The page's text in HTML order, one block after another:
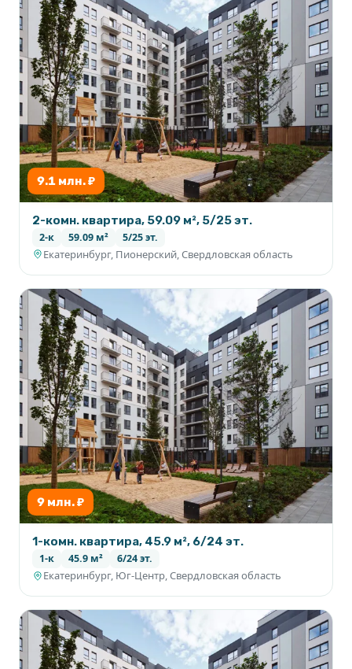
9.1 млн. ₽
2-комн. квартира, 59.09 м², 5/25 эт.
2-к 59.09 м² 5/25 эт.
Екатеринбург, Пионерский, Свердловская область
9 млн. ₽
1-комн. квартира, 45.9 м², 6/24 эт.
1-к 45.9 м² 6/24 эт.
Екатеринбург, Юг-Центр, Свердловская область